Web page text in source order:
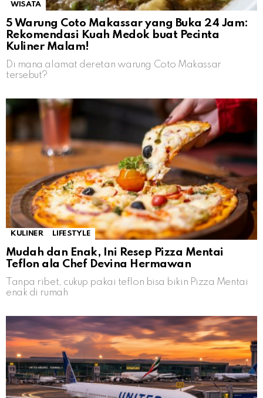
WISATA
5 Warung Coto Makassar yang Buka 24 Jam:
Rekomendasi Kuah Medok buat Pecinta
Kuliner Malam!
Di mana alamat deretan warung Coto Makassar
tersebut?
KULINER LIFESTYLE
Mudah dan Enak, Ini Resep Pizza Mentai
Teflon ala Chef Devina Hermawan
Tanpa ribet, cukup pakai teflon bisa bikin Pizza Mentai
enak di rumah